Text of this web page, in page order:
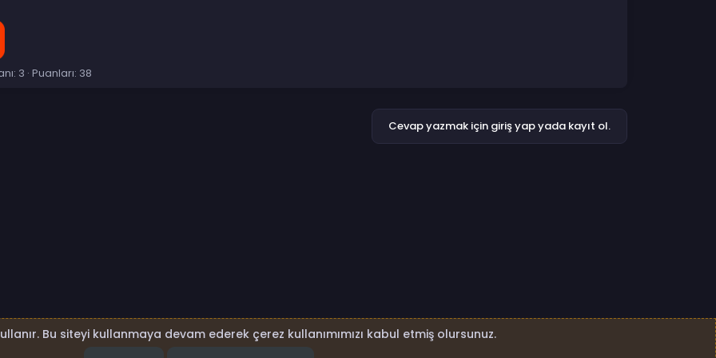
3 Puanları 38
Cevap yazmak için giriş yap yada kayıt ol.
Bu siteyi kullanmaya devam ederek çerez kullanımımızı kabul etmiş olursunuz.